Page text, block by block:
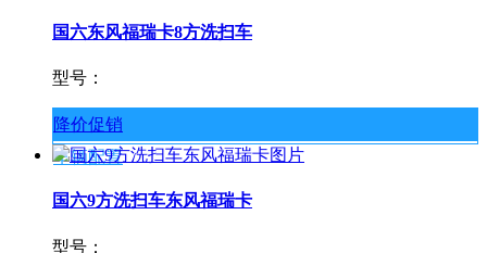
国六东风福瑞卡8方洗扫车
型号：
降价促销
车辆配置
国六9方洗扫车东风福瑞卡
型号：